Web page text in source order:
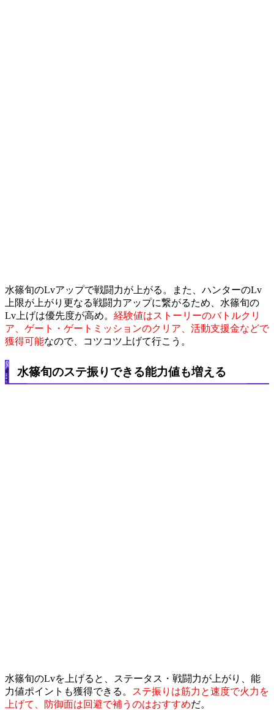
水篠旬のLvアップで戦闘力が上がる。また、ハンターのLv
上限が上がり更なる戦闘力アップに繋がるため、水篠旬の
Lv上げは優先度が高め。 経験値はストーリーのバトルクリ
ア、ゲート・ゲートミッションのクリア、活動支援金などで
獲得可能なので、コツコツ上げて行こう。
水篠旬のステ振りできる能力値も増える
水篠旬のLvを上げると、ステータス・戦闘力が上がり、能
力値ポイントも獲得できる。
ステ振りは筋力と速度で火力を
上げて、防御面は回避で補うのはおすすめだ。